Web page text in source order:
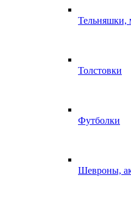
Тельняшки,
Толстовки
Футболки
Шевроны,